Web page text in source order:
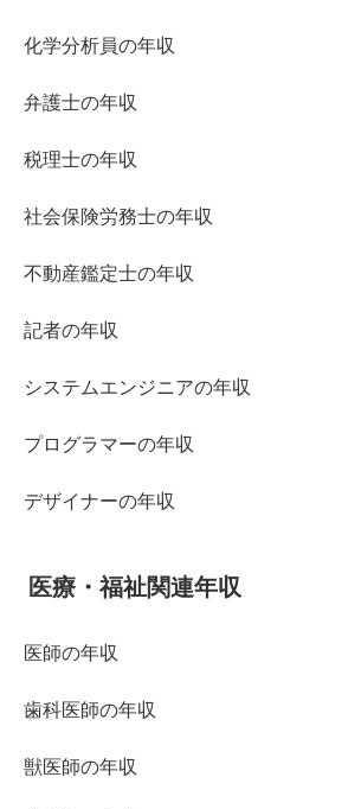
化学分析員の年収
弁護士の年収
税理士の年収
社会保険労務士の年収
不動産鑑定士の年収
記者の年収
システムエンジニアの年収
プログラマーの年収
デザイナーの年収
医療・福祉関連年収
医師の年収
歯科医師の年収
獣医師の年収